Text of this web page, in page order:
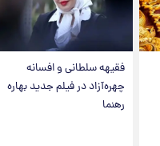
فقیهه سلطانی و افسانه
چهره‌آزاد در فیلم جدید بهاره
رهنما